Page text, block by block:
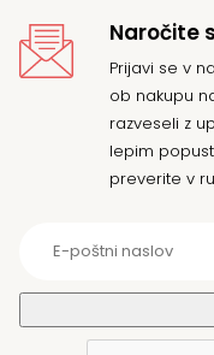
Naročite
Prijavi se v
ob nakupu
razveseli z
lepim
preverite v